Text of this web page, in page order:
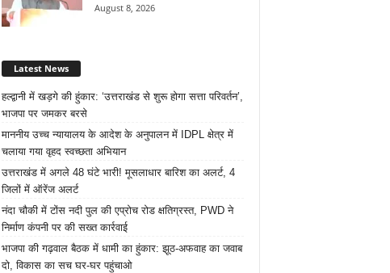
August 8, 2026
Latest News
हल्द्वानी में खड़गे की हुंकार: ‘उत्तराखंड से शुरू होगा सत्ता परिवर्तन’,
भाजपा पर जमकर बरसे
माननीय उच्च न्यायालय के आदेश के अनुपालन में IDPL क्षेत्र में
चलाया गया वृहद स्वच्छता अभियान
उत्तराखंड में अगले 48 घंटे भारी! मूसलाधार बारिश का अलर्ट, 4
जिलों में ऑरेंज अलर्ट
नंदा चौकी में टोंस नदी पुल की एप्रोच रोड क्षतिग्रस्त, PWD ने
निर्माण कंपनी पर की सख्त कार्रवाई
भाजपा की गढ़वाल बैठक में धामी का हुंकार: झूठ-अफवाह का जवाब
दो, विकास का सच घर-घर पहुंचाओ